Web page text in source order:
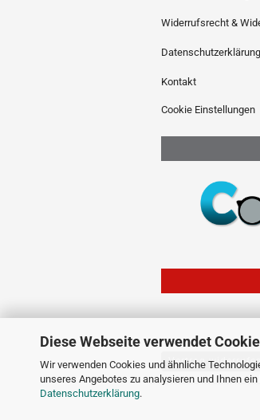
Diese Webseite verwendet
Wir verwenden Cookies und ähnliche
unseres Angebotes zu analysieren und Ihnen
Datenschutzerklärung.
Widerrufsrecht &
Datenschutzerklärung
Kontakt
Cookie Einstellungen
Vertrag